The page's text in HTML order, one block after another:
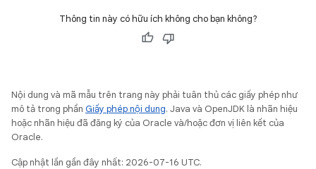
Thông tin này có hữu ích không cho bạn không?
Nội dung và mã mẫu trên trang này phải tuân thủ các giấy phép như
mô tả trong phần Giấy phép nội dung. Java và OpenJDK là nhãn hiệu
hoặc nhãn hiệu đã đăng ký của Oracle và/hoặc đơn vị liên kết của
Oracle.
Cập nhật lần gần đây nhất: 2026-07-16 UTC.